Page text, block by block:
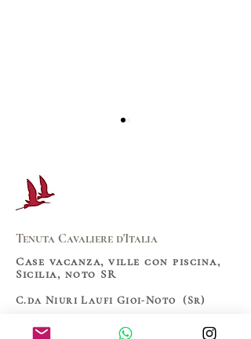
La piscina di Villa il
Cavaliere Vista Mare prato
all'inglese
Tenuta Cavaliere d'Italia
Case vacanza, ville con piscina,
Sicilia, noto SR
C.da Niuri Laufi Gioi-Noto (Sr)
Italy